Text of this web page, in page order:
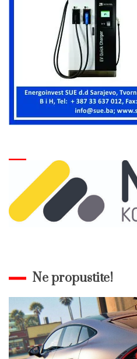
Ne propustite!